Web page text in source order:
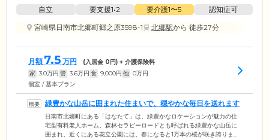
自立 要支援1•2 要介護1〜5
認知症可
宮崎県日南市北郷町郷之原3598-1
北郷駅から 徒歩27分
月額 7.5 万円 (入居金 0円) + 介護保険料
家 3.0万円 管 3.6万円 食 9,000円 他 0万円
個室 / 基本プラン
緑豊かな山岳に囲まれた住まいで、穏やかな毎日を送れます
日南市北郷町にある「はなたて」は、緑豊かなロケーションが魅力の住
宅型有料老人ホーム。森林セラピーロードとも呼ばれる緑豊かな山岳に
囲まれ、近くにある花立公園には、春になると1万本の桜が咲き誇りま